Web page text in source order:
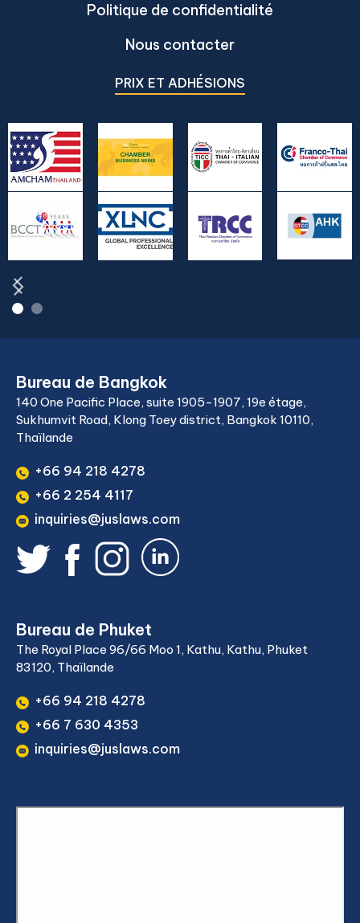
Politique de confidentialité
Nous contacter
PRIX ET ADHÉSIONS
Bureau de Bangkok
140 One Pacific Place, suite 1905-1907, 19e étage,
Sukhumvit Road, Klong Toey district, Bangkok 10110,
Thaïlande
+66 94 218 4278
+66 2 254 4117
inquiries@juslaws.com
Bureau de Phuket
The Royal Place 96/66 Moo 1, Kathu, Kathu, Phuket
83120, Thaïlande
+66 94 218 4278
+66 7 630 4353
inquiries@juslaws.com